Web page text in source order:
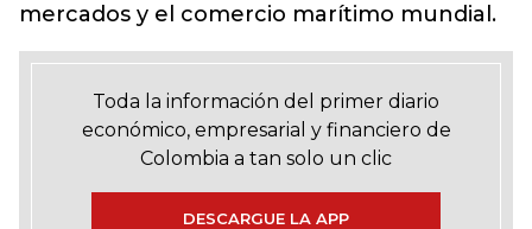
mercados y el comercio marítimo mundial.
Toda la información del primer diario
económico, empresarial y financiero de
Colombia a tan solo un clic
DESCARGUE LA APP